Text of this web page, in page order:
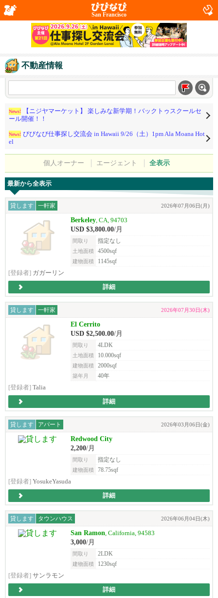
San Francisco
不動産情報
News!
【ニジヤマーケット】 楽しみな新学期！バックトゥスクールセ
ール開催！！
News! びびなび仕事探し交流会 in Hawaii 9/26（土）1pm Ala Moana Hot
el
個人オーナー エージェント 全表示
最新から全表示
貸します 一軒家 2026年07月06日(月)
Berkeley, CA, 94703
USD $3,800.00/月
間取り 指定なし
土地面積 4500sqf
建物面積
1145sqf
[登録者] ガガーリン
詳細
貸します 一軒家 2026年07月30日(木)
El Cerrito
USD $2,500.00/月
間取り 4LDK
土地面積 10.000sqf
建物面積 2000sqf
築年月
40年
[登録者] Talia
詳細
貸します アパート 2026年03月06日(金)
Redwood City
2,200/月
間取り 指定なし
建物面積
78.75sqf
[登録者] YosukeYasuda
詳細
貸します タウンハウス 2026年06月04日(木)
San Ramon, California, 94583
3,000/月
間取り 2LDK
建物面積
1230sqf
[登録者] サンラモン
詳細